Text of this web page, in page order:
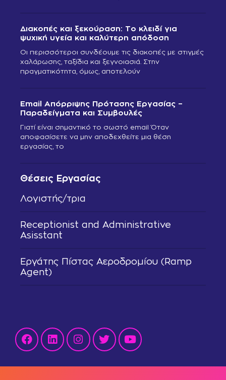
Θέσεις Εργασίας
Λογιστής/τρια
Receptionist and Administrative
Asisstant
Εργάτης Πίστας Αεροδρομίου (Ramp
Agent)
Διακοπές και ξεκούραση: Το κλειδί για
ψυχική υγεία και καλύτερη απόδοση
Οι περισσότεροι συνδέουμε τις διακοπές με στιγμές
χαλάρωσης, ταξίδια και ξεγνοιασιά. Στην
πραγματικότητα, όμως, αποτελούν
Email Απόρριψης Πρότασης Εργασίας –
Παραδείγματα και Συμβουλές
Γιατί είναι σημαντικό το σωστό email Όταν
αποφασίσετε να μην αποδεχθείτε μια θέση
εργασίας, το